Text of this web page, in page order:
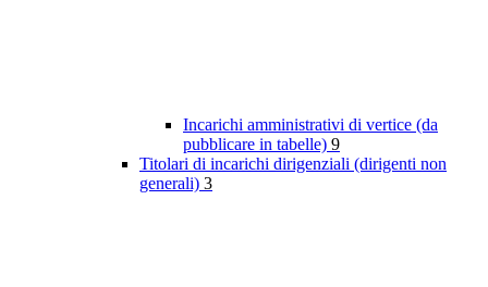
Incarichi amministrativi di vertice (da
pubblicare in tabelle) 9
Titolari di incarichi dirigenziali (dirigenti non
generali) 3